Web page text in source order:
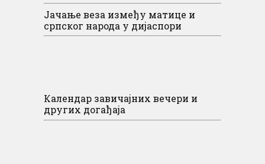
Јачање веза између матице и
српског народа у дијаспори
Календар завичајних вечери и
других догађаја